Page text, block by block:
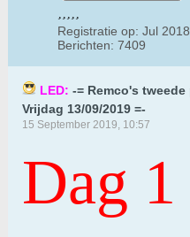
Registratie op: Jul 2018
Berichten: 7409
LED: -= Remco's
Vrijdag 13/09/2019 =-
15 September 2019, 10:57
Dag 1